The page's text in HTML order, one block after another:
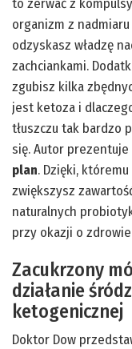
to zerwać z
organizm z
odzyskasz władzę
zachciankami.
zgubisz kilka
jest ketoza i
tłuszczu tak bardzo
się. Autor prezentuje
plan. Dzięki,
zwiększysz
naturalnych
przy okazji o
Zacukrzony
działanie
ketogenicznej
Doktor Dow